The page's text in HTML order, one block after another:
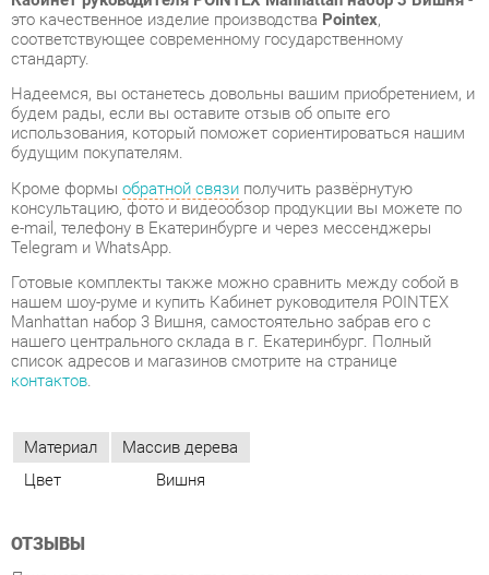
будем рады, если вы оставите отзыв об опыте его
использования, который поможет сориентироваться нашим
будущим покупателям.
консультацию, фото и видеообзор продукции вы можете по
e-mail, телефону в Екатеринбурге и через мессенджеры
Telegram и WhatsApp.
Готовые комплекты также можно сравнить между собой в
нашем шоу-руме и купить Кабинет руководителя POINTEX
Manhattan набор 3 Вишня, самостоятельно забрав его с
нашего центрального склада в г. Екатеринбург. Полный
список адресов и магазинов смотрите на странице
контактов
Материал Массив дерева
Цвет Вишня
Пока нет отзывов, поделитесь первым своим мнением.
ДОБАВИТЬ ОТЗЫВ